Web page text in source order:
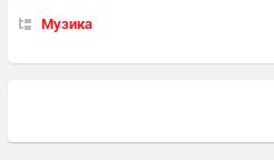
Музика